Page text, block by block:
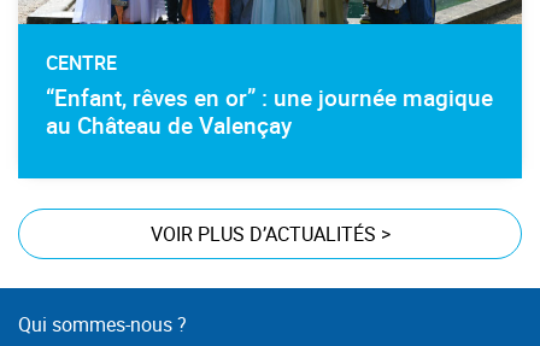
CENTRE
“Enfant, rêves en or” : une journée magique
au Château de Valençay
VOIR PLUS D’ACTUALITÉS >
Qui sommes-nous ?